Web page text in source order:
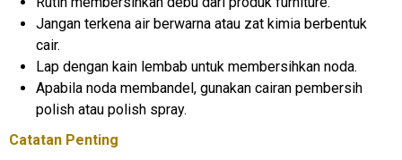
Jangan terkena air berwarna atau zat kimia berbentuk
cair.
Lap dengan kain lembab untuk membersihkan noda.
Apabila noda membandel, gunakan cairan pembersih
polish atau polish spray.
Catatan Penting